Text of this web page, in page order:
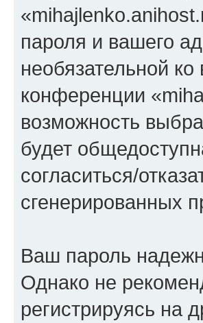
пароля и вашего
необязательной
конференции
возможность
будет
согласиться/
сгенерированных
Ваш пароль
Однако не
регистрируясь на